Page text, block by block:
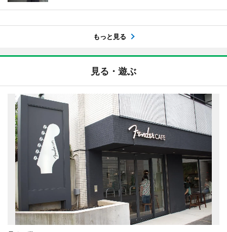
もっと見る
見る・遊ぶ